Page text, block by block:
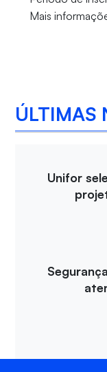
Mais
ÚLTIMAS
Unifor